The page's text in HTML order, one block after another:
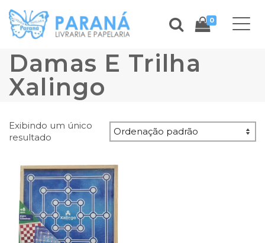
0
Damas E Trilha
Xalingo
Exibindo um único
resultado